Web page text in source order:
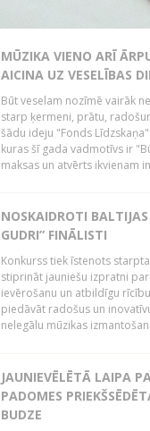
MŪZIKA VIENO ARĪ
AICINA UZ VESELĪBAS
Būt veselam nozīmē vairāk
starp ķermeni, prātu,
šādu ideju "Fonds
kuras šī gada vadmotīvs ir
maksas un atvērts ikvienam
NOSKAIDROTI
GUDRI” FINĀLISTI
Konkurss tiek īstenots
stiprināt jauniešu izpratni
ievērošanu un atbildīgu
piedāvāt radošus un
nelegālu mūzikas
JAUNIEVĒLĒTĀ LAIPA
PADOMES
BUDZE